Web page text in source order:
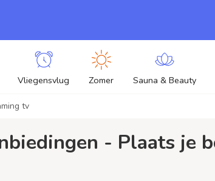
Vliegensvlug Zomer Sauna & Beauty
tv